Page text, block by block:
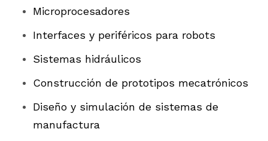
Microprocesadores
Interfaces y periféricos para robots
Sistemas hidráulicos
Construcción de prototipos mecatrónicos
Diseño y simulación de sistemas de
manufactura